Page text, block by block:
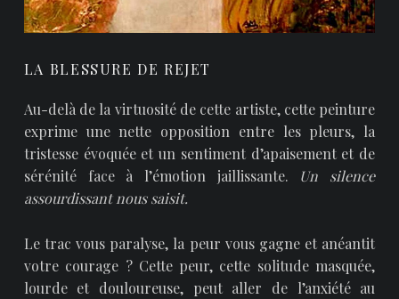
LA BLESSURE DE REJET
Au-delà de la virtuosité de cette artiste, cette peinture
exprime une nette opposition entre les pleurs, la
tristesse évoquée et un sentiment d’apaisement et de
sérénité face à l’émotion jaillissante. Un silence
assourdissant nous saisit.
Le trac vous paralyse, la peur vous gagne et anéantit
votre courage ? Cette peur, cette solitude masquée,
lourde et douloureuse, peut aller de l’anxiété au